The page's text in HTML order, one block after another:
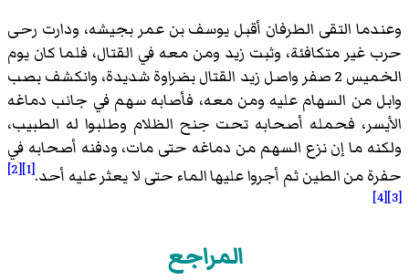
وعندما التقى الطرفان أقبل يوسف بن عمر بجيشه، ودارت رحى
حرب غير متكافئة، وثبت زيد ومن معه في القتال، فلما كان يوم
الخميس 2 صفر واصل زيد القتال بضراوة شديدة، وانكشف بصب
وابل من السهام عليه ومن معه، فأصابه سهم في جانب دماغه
الأيسر، فحمله أصحابه تحت جنح الظلام وطلبوا له الطبيب،
ولكنه ما إن نزع السهم من دماغه حتى مات، ودفنه أصحابه في
حفرة من الطين ثم أجروا عليها الماء حتى لا يعثر عليه أحد.[1]
[2]
[3]
[4]
المراجع